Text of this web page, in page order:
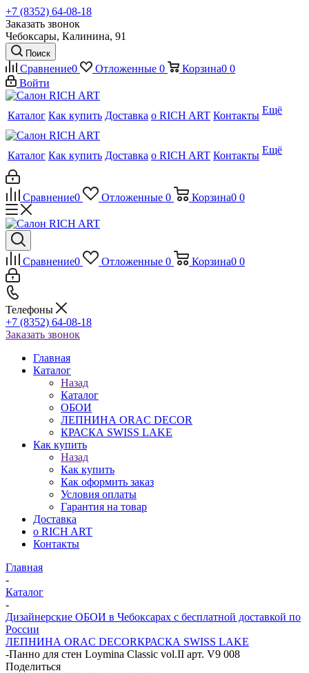
+7 (8352) 64-08-18
Заказать звонок
Чебоксары, Калинина, 91
Поиск
Сравнение0 Отложенные 0 Корзина0 0
Войти
Каталог Как купить Доставка о RICH ART Контакты Ещё
Каталог Как купить Доставка о RICH ART Контакты Ещё
Сравнение0 Отложенные 0 Корзина0 0
Сравнение0 Отложенные 0 Корзина0 0
Телефоны
+7 (8352) 64-08-18
Заказать звонок
Главная
Каталог
Назад
Каталог
ОБОИ
ЛЕПНИНА ORAC DECOR
КРАСКА SWISS LAKE
Как купить
Назад
Как купить
Как оформить заказ
Условия оплаты
Гарантия на товар
Доставка
о RICH ART
Контакты
Главная
-
Каталог
-
Дизайнерские ОБОИ в Чебоксарах с бесплатной доставкой по
России
ЛЕПНИНА ORAC DECORКРАСКА SWISS LAKE
-Панно для стен Loymina Classic vol.II арт. V9 008
Поделиться